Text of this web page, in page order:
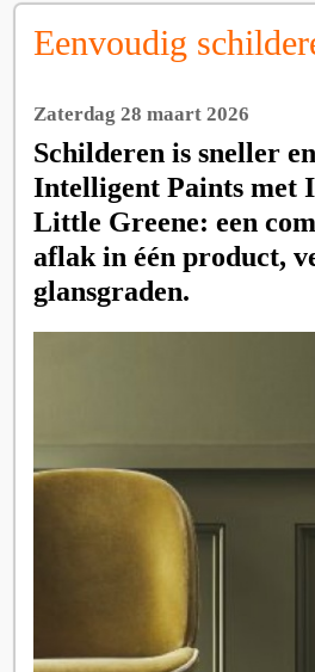
Eenvoudig
Zaterdag 28 maart 2026
Schilderen is sneller
Intelligent Paints met
Little Greene: een
aflak in één product,
glansgraden.